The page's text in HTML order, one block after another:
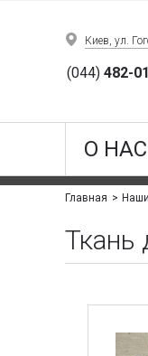
Киев, ул.
(044)482-
О НАС
Главная
Ткань